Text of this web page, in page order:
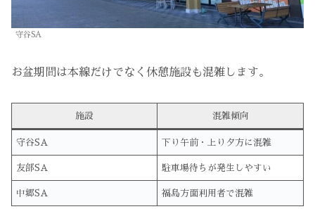
守谷SA
お盆期間は本線だけでなく休憩施設も混雑します。
施設 混雑傾向
守谷SA 下り午前・上り夕方に混雑
友部SA 駐車場待ちが発生しやすい
中郷SA 福島方面利用者で混雑